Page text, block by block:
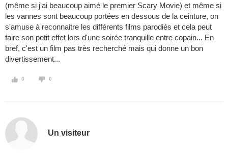
(même si j'ai beaucoup aimé le premier Scary Movie) et même si
les vannes sont beaucoup portées en dessous de la ceinture, on
s'amuse à reconnaitre les différents films parodiés et cela peut
faire son petit effet lors d'une soirée tranquille entre copain... En
bref, c'est un film pas très recherché mais qui donne un bon
divertissement...
0 0
Un visiteur